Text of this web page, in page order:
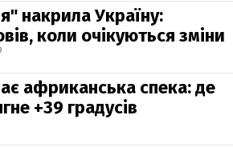
накрила Україну:
коли очікуються зміни
африканська спека: де
+39 градусів